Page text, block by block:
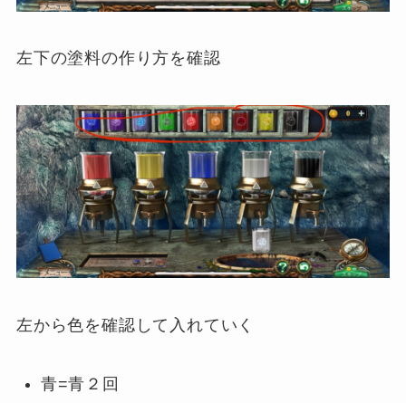
左下の塗料の作り方を確認
左から色を確認して入れていく
青=青２回